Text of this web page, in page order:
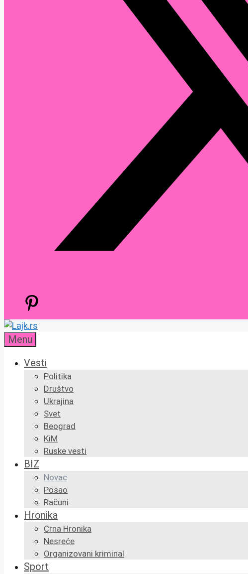
Menu
Vesti
Politika
Društvo
Ukrajina
Svet
Beograd
KiM
Ruske vesti
BIZ
Novac
Posao
Računi
Hronika
Crna Hronika
Nesreće
Organizovani kriminal
Sport